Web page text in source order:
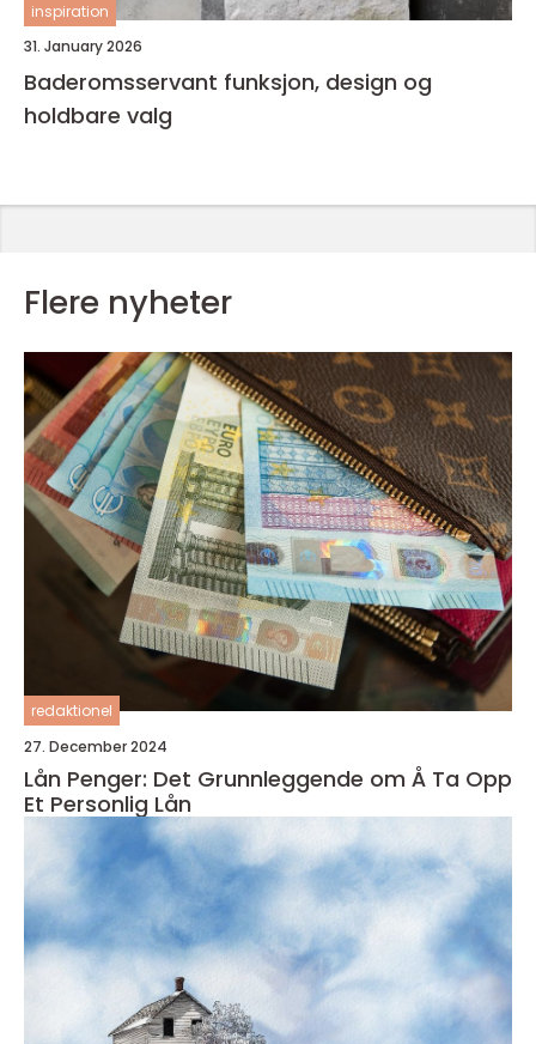
inspiration
31. January 2026
Baderomsservant funksjon, design og
holdbare valg
Flere nyheter
redaktionel
27. December 2024
Lån Penger: Det Grunnleggende om Å Ta Opp
Et Personlig Lån